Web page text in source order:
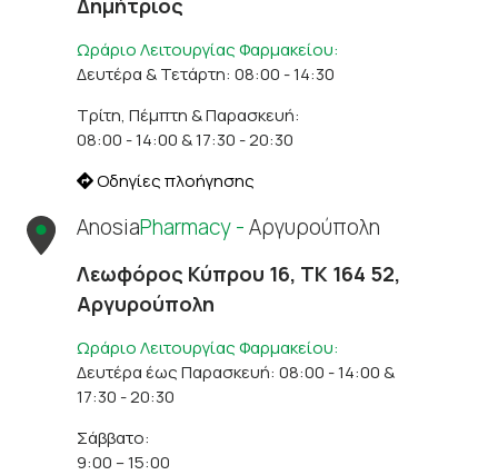
Δημήτριος
Ωράριο Λειτουργίας Φαρμακείου:
Δευτέρα & Τετάρτη: 08:00 - 14:30
Τρίτη, Πέμπτη & Παρασκευή:
08:00 - 14:00 & 17:30 - 20:30
Οδηγίες πλοήγησης
AnosiaPharmacy -Αργυρούπολη
Λεωφόρος Κύπρου 16, ΤΚ 164 52,
Αργυρούπολη
Ωράριο Λειτουργίας Φαρμακείου:
Δευτέρα έως Παρασκευή: 08:00 - 14:00 &
17:30 - 20:30
Σάββατο:
9:00 – 15:00